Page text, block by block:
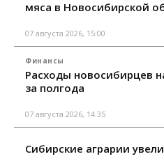
мяса в Новосибирской
07 августа 2026, 15:00
Финансы
Расходы новосибирцев
за полгода
07 августа 2026, 14:35
Сибирские аграрии